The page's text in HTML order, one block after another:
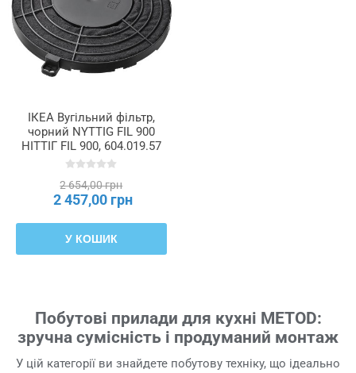
ІКЕА Вугільний фільтр,
чорний NYTTIG FIL 900
НІТТІГ FIL 900, 604.019.57
2 654,00 грн
2 457,00 грн
У КОШИК
Побутові прилади для кухні METOD:
зручна сумісність і продуманий монтаж
У цій категорії ви знайдете побутову техніку, що ідеально